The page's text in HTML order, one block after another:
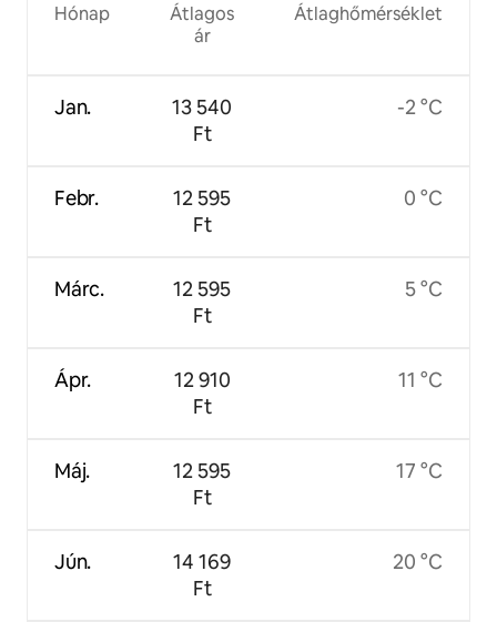
Hónap
Jan.
Febr.
Márc.
Ápr.
Máj.
Jún.
Átlagos
ár
13 540
Ft
12 595
Ft
12 595
Ft
12 910
Ft
12 595
Ft
14 169
Ft
Átlaghőmérséklet
-2 °C
0 °C
5 °C
11 °C
17 °C
20 °C